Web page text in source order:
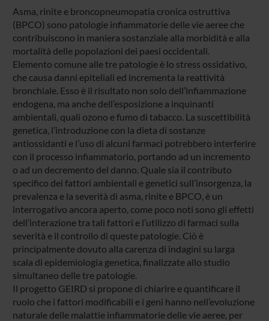
Asma, rinite e broncopneumopatia cronica ostruttiva
(BPCO) sono patologie infiammatorie delle vie aeree che
contribuiscono in maniera sostanziale alla morbidità e alla
mortalità delle popolazioni dei paesi occidentali.
Elemento comune alle tre patologie è lo stress ossidativo,
che causa danni epiteliali ed incrementa la reattività
bronchiale. Esso è il risultato non solo dell’infiammazione
endogena, ma anche dell’esposizione a inquinanti
ambientali, quali ozono e fumo di tabacco. La suscettibilità
genetica, l’introduzione con la dieta di sostanze
antiossidanti e l’uso di alcuni farmaci potrebbero interferire
con il processo infiammatorio, portando ad un incremento
o ad un decremento del danno. Quale sia il contributo
specifico dei fattori ambientali e genetici sull’insorgenza, la
prevalenza e la severità di asma, rinite e BPCO, è un
interrogativo ancora aperto, come poco noti sono gli effetti
dell’interazione tra tali fattori e l’utilizzo di farmaci sulla
severità e il controllo di queste patologie. Ciò è
principalmente dovuto alla carenza di indagini su larga
scala di epidemiologia genetica, finalizzate allo studio
simultaneo delle tre patologie.
Il progetto GEIRD si propone di chiarire e quantificare il
ruolo che i fattori modificabili e i geni hanno nell’evoluzione
naturale delle malattie infiammatorie delle vie aeree, per